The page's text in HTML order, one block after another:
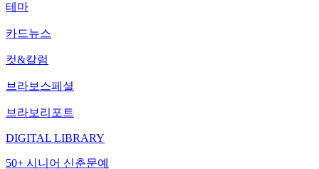
테마
카드뉴스
컷&칼럼
브라보스페셜
브라보리포트
DIGITAL LIBRARY
50+ 시니어 신춘문예